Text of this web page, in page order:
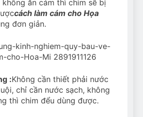
ăn cám thì chim sẽ bị
cách làm cám cho Họa
đơn giản.
:Không cần thiết phải nước
chỉ cần nước sạch, không
thì chim đểu dùng được.